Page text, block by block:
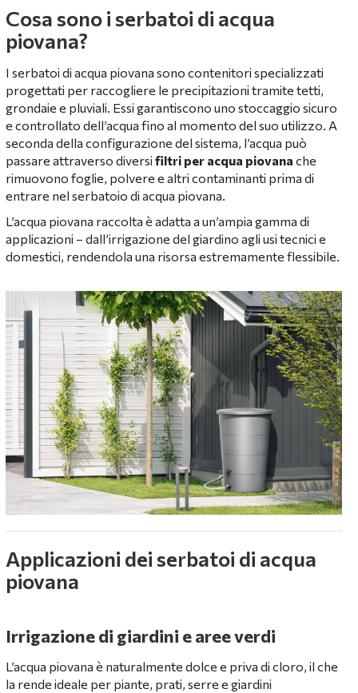
Cosa sono i serbatoi di acqua
piovana?
I serbatoi di acqua piovana sono contenitori specializzati
progettati per raccogliere le precipitazioni tramite tetti,
grondaie e pluviali. Essi garantiscono uno stoccaggio sicuro
e controllato dell’acqua fino al momento del suo utilizzo. A
seconda della configurazione del sistema, l’acqua può
passare attraverso diversi filtri per acqua piovana che
rimuovono foglie, polvere e altri contaminanti prima di
entrare nel serbatoio di acqua piovana.
L’acqua piovana raccolta è adatta a un’ampia gamma di
applicazioni – dall’irrigazione del giardino agli usi tecnici e
domestici, rendendola una risorsa estremamente flessibile.
Applicazioni dei serbatoi di acqua
piovana
Irrigazione di giardini e aree verdi
L’acqua piovana è naturalmente dolce e priva di cloro, il che
la rende ideale per piante, prati, serre e giardini